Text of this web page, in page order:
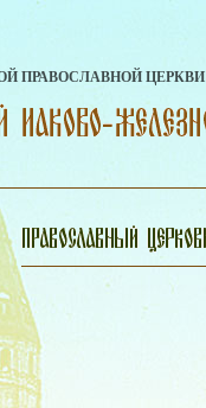
ПРАВОСЛАВНОЙ ЦЕРКВИ